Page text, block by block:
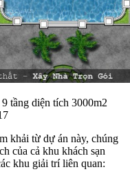
tầng diện tích 3000m2
khải từ dự án này, chúng
của cả khu khách sạn
khu giải trí liên quan: